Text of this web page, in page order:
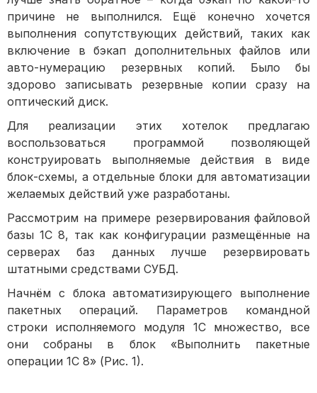
причине не выполнился. Ещё конечно хочется
выполнения сопутствующих действий, таких как
включение в бэкап дополнительных файлов или
авто-нумерацию резервных копий. Было бы
здорово записывать резервные копии сразу на
оптический диск.
Для реализации этих хотелок предлагаю
воспользоваться программой позволяющей
конструировать выполняемые действия в виде
блок-схемы, а отдельные блоки для автоматизации
желаемых действий уже разработаны.
Рассмотрим на примере резервирования файловой
базы 1С 8, так как конфигурации размещённые на
серверах баз данных лучше резервировать
штатными средствами СУБД.
Начнём с блока автоматизирующего выполнение
пакетных операций. Параметров командной
строки исполняемого модуля 1С множество, все
они собраны в блок «Выполнить пакетные
операции 1С 8» (Рис. 1).